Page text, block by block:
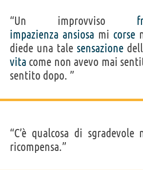
“Un improvviso
impazienza ansiosa mi corse
diede una tale sensazione
vita come non avevo mai
sentito dopo. ”
“C’è qualcosa di
ricompensa.”